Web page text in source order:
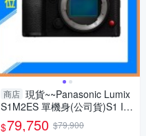
商店 現貨~~Panasonic Lumix
S1M2ES 單機身(公司貨)S1 II
ES
$79,750 $79,900